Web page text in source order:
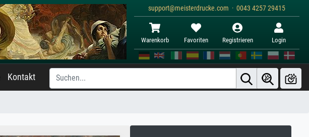
support@meisterdrucke.com · 0043 4257 29415
Warenkorb Favoriten Registrieren Login
Kontakt